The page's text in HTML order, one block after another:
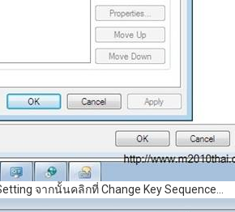
จากนั้นคลิกที่ Change Key Sequence…